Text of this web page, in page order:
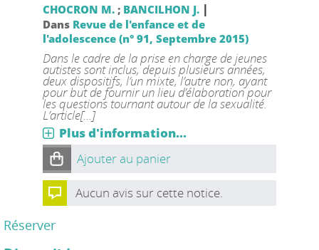
CHOCRON M.; BANCILHON J. |
Dans Revue de l'enfance et de
l'adolescence (n° 91, Septembre 2015)
Dans le cadre de la prise en charge de jeunes
autistes sont inclus, depuis plusieurs années,
deux dispositifs, l’un mixte, l’autre non, ayant
pour but de fournir un lieu d’élaboration pour
les questions tournant autour de la sexualité.
L’article[...]
Plus d'information...
Ajouter au panier
Aucun avis sur cette notice.
Réserver